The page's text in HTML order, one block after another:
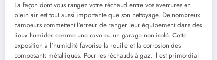
La façon dont vous rangez votre réchaud entre vos aventures en
plein air est tout aussi importante que son nettoyage. De nombreux
campeurs commettent l'erreur de ranger leur équipement dans des
lieux humides comme une cave ou un garage non isolé. Cette
exposition à l'humidité favorise la rouille et la corrosion des
composants métalliques. Pour les réchauds à gaz, il est primordial